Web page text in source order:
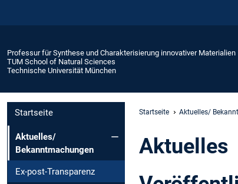
Professur für Synthese und Charakterisierung innovativer Materialien
TUM School of Natural Sciences
Technische Universität München
Startseite
Aktuelles/
Bekanntmachungen
Ex-post-Transparenz
Startseite Aktuelles/
Aktuelles